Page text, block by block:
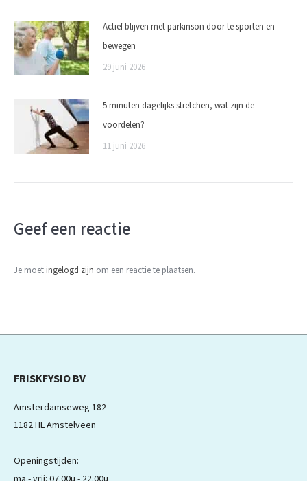
Actief blijven met parkinson door te sporten en
bewegen
29 juni 2026
5 minuten dagelijks stretchen, wat zijn de
voordelen?
11 juni 2026
Geef een reactie
Je moetingelogd zijn om een reactie te plaatsen.
FRISKFYSIO BV
Amsterdamseweg 182
1182 HL Amstelveen
Openingstijden: